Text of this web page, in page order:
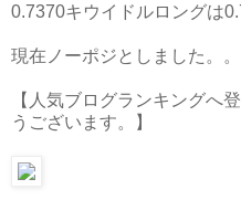
0.7370キウイドルロングは
現在ノーポジとしました。。
【人気ブログランキングへ
うございます。】